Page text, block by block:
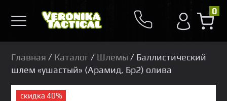
0
Главная / Каталог / Шлемы / Баллистический
шлем «ушастый» (Арамид, Бр2) олива
скидка 40%